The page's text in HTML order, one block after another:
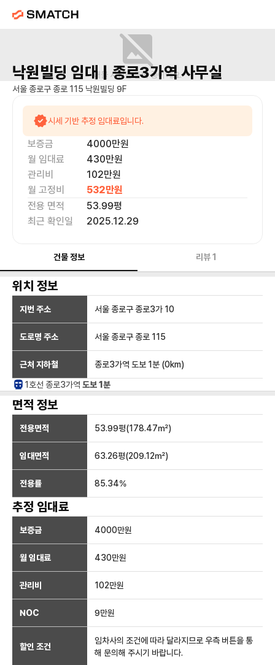
매물 사진을 준비 중이에요.
낙원빌딩 임대 | 종로3가역사무실
서울 종로구 종로 115 낙원빌딩 9F
시세 기반 추정 임대료입니다.
보증금 4000만원
월 임대료
430만원
관리비
102만원
월 고정비
532만원
전용 면적
53.99평
최근 확인일
2025.12.29
건물 정보 리뷰1
위치 정보
지번 주소 서울 종로구 종로3가 10
도로명 주소 서울 종로구 종로 115
근처 지하철 종로3가역 도보 1분 (0km)
1호선 종로3가역 도보 1분
면적 정보
전용면적 53.99평(178.47㎡)
임대면적 63.26평(209.12㎡)
전용률 85.34%
추정 임대료
보증금 4000만원
월 임대료 430만원
관리비 102만원
NOC 9만원
할인 조건
임차사의 조건에 따라 달라지므로 우측 버튼을 통
해 문의해 주시기 바랍니다.